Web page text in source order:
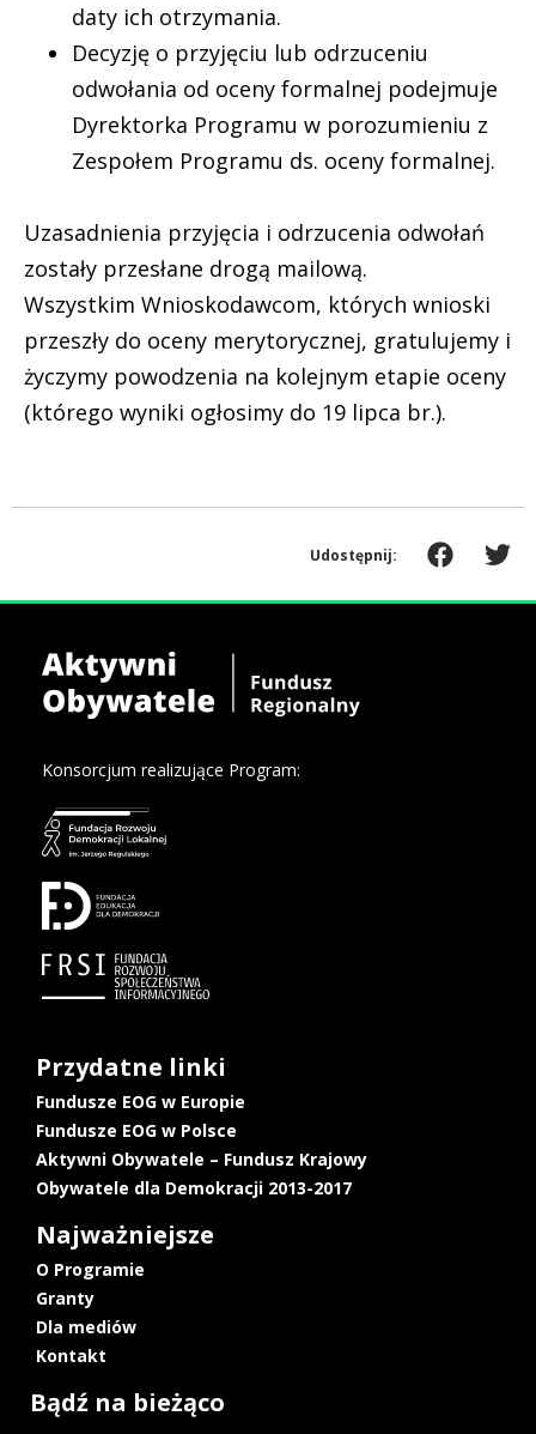
daty ich otrzymania.
Decyzję o przyjęciu lub odrzuceniu
odwołania od oceny formalnej podejmuje
Dyrektorka Programu w porozumieniu z
Zespołem Programu ds. oceny formalnej.
Uzasadnienia przyjęcia i odrzucenia odwołań
zostały przesłane drogą mailową.
Wszystkim Wnioskodawcom, których wnioski
przeszły do oceny merytorycznej, gratulujemy i
życzymy powodzenia na kolejnym etapie oceny
(którego wyniki ogłosimy do 19 lipca br.).
Udostępnij:
Konsorcjum realizujące Program:
Przydatne linki
Fundusze EOG w Europie
Fundusze EOG w Polsce
Aktywni Obywatele – Fundusz Krajowy
Obywatele dla Demokracji 2013-2017
Najważniejsze
O Programie
Granty
Dla mediów
Kontakt
Bądź na bieżąco